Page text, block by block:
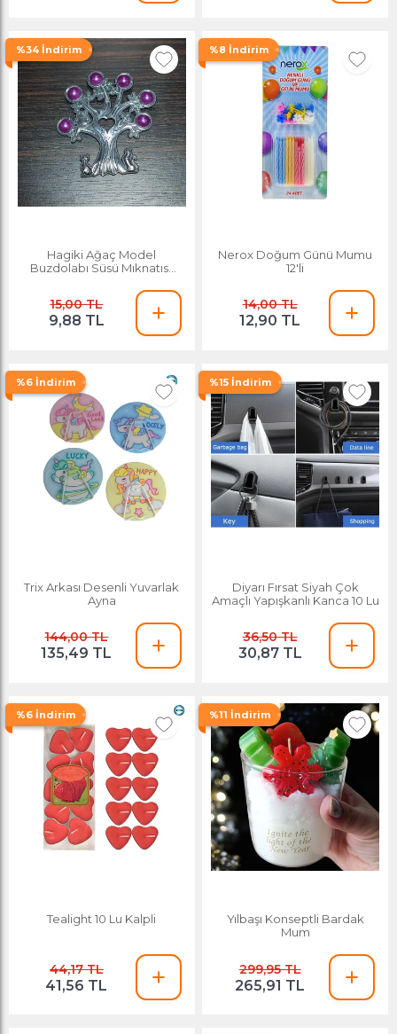
%34 İndirim
Hagiki Ağaç Model
Buzdolabı Süsü Mıknatıslı
15,00 TL
9,88 TL
%8 İndirim
Nerox Doğum Günü Mumu
12'li
14,00 TL
12,90 TL
%6 İndirim
Trix Arkası Desenli Yuvarlak
Ayna
144,00 TL
135,49 TL
%15 İndirim
Diyarı Fırsat Siyah Çok
Amaçlı Yapışkanlı Kanca 10 Lu
36,50 TL
30,87 TL
%6 İndirim
Tealight 10 Lu Kalpli
44,17 TL
41,56 TL
%11 İndirim
Yılbaşı Konseptli Bardak
Mum
299,95 TL
265,91 TL